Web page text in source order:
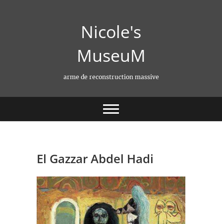
Nicole's
MuseuM
arme de reconstruction massive
El Gazzar Abdel Hadi